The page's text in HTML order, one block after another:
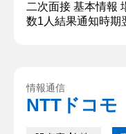
二次面接 基本情報
数1人結果通知時期
プをおこなってお
験しております。
情報通信
NTTドコモ